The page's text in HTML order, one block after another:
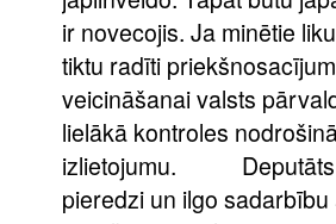
ir novecojis. Ja minētie
tiktu radīti
veicināšanai valsts
lielākā kontroles
izlietojumu. Deputāts
pieredzi un ilgo